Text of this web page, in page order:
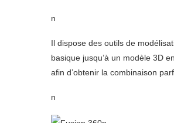
n
Il dispose des outils de
basique jusqu’à un modèle 3D
afin d’obtenir la combinaison
n